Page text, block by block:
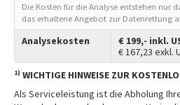
Die Kosten für die Analyse entstehen nur
das erhaltene Angebot zur Datenrettung
Analysekosten € 199,- inkl.
€167,23 exkl.
1) WICHTIGE HINWEISE ZUR
Als Serviceleistung ist die Abholung